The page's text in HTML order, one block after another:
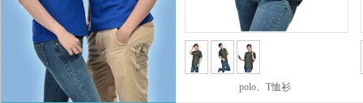
polo、T恤衫